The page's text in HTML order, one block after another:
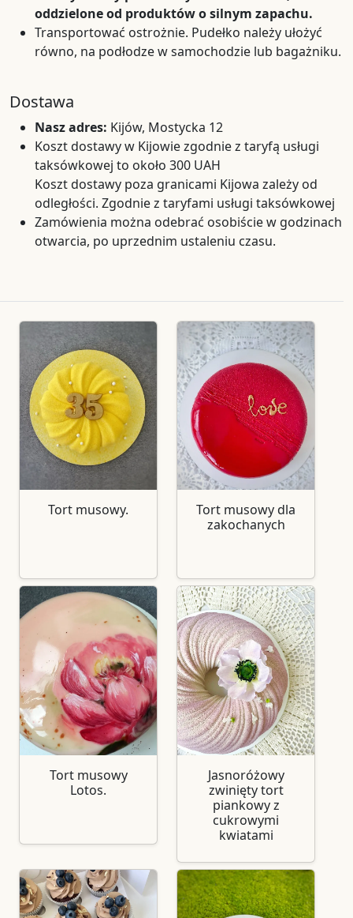
oddzielone od produktów o silnym zapachu.
Transportować ostrożnie. Pudełko należy ułożyć
równo, na podłodze w samochodzie lub bagażniku.
Dostawa
Nasz adres: Kijów, Mostycka 12
Koszt dostawy w Kijowie zgodnie z taryfą usługi
taksówkowej to około 300 UAH
Koszt dostawy poza granicami Kijowa zależy od
odległości. Zgodnie z taryfami usługi taksówkowej
Zamówienia można odebrać osobiście w godzinach
otwarcia, po uprzednim ustaleniu czasu.
Tort musowy.
Tort musowy dla
zakochanych
Tort musowy
Lotos.
Jasnoróżowy
zwinięty tort
piankowy z
cukrowymi
kwiatami